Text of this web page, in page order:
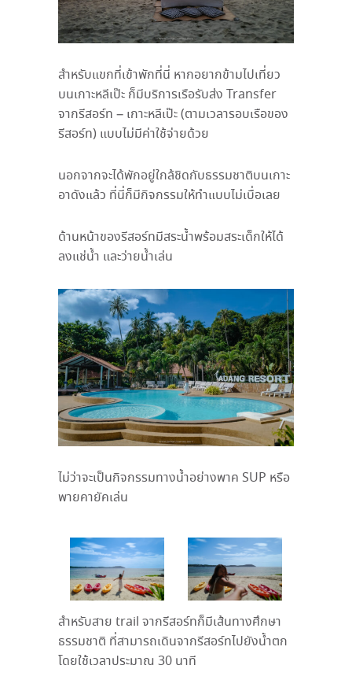
สำหรับแขกที่เข้าพักที่นี่ หากอยากข้ามไปเที่ยว
บนเกาะหลีเป๊ะ ก็มีบริการเรือรับส่ง Transfer
จากรีสอร์ท – เกาะหลีเป๊ะ(ตามเวลารอบเรือของ
รีสอร์ท) แบบไม่มีค่าใช้จ่ายด้วย
นอกจากจะได้พักอยู่ใกล้ชิดกับธรรมชาติบนเกาะ
อาดังแล้ว ที่นี่ก็มีกิจกรรมให้ทำแบบไม่เบื่อเลย
ด้านหน้าของรีสอร์ทมีสระน้ำพร้อมสระเด็กให้ได้
ลงแช่น้ำ และว่ายน้ำเล่น
ไม่ว่าจะเป็นกิจกรรมทางน้ำอย่างพาค SUP หรือ
พายคายัคเล่น
สำหรับสาย trail จากรีสอร์ทก็มีเส้นทางศึกษา
ธรรมชาติ ที่สามารถเดินจากรีสอร์ทไปยังน้ำตก
โดยใช้เวลาประมาณ 30 นาที